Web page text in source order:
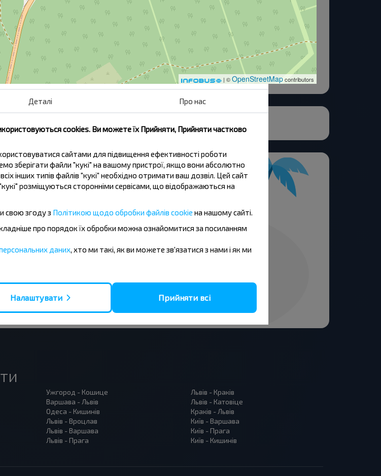
| ©OpenStreetMapcontributors
Підпишись
Ужгород - Кошице
Варшава - Львів
Одеса - Кишинів
Львів - Вроцлав
Львів - Варшава
Львів - Прага
Львів - Краків
Львів - Катовіце
Краків - Львів
Київ - Варшава
Київ - Прага
Київ - Кишинів
Деталі Про нас
cookies. Ви можете їх Прийняти, Прийняти частково
сайтами для підвищення ефективності роботи
зберігати файли "кукі" на вашому пристрої, якщо вони абсолютно
інших типів файлів "кукі" необхідно отримати ваш дозвіл. Цей сайт
"кукі" розміщуються сторонніми сервісами, що відображаються на
свою згоду з Політикою щодо обробки файлів cookie на нашому сайті.
про порядок їх обробки можна ознайомитися за посиланням
даних, хто ми такі, як ви можете зв'язатися з нами і як ми
Налаштувати Прийняти всі